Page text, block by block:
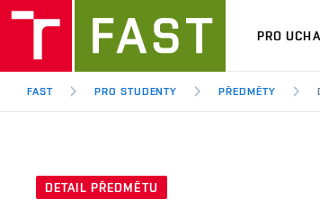
PRO
FAST PRO STUDENTY PŘEDMĚTY
DETAIL PŘEDMĚTU